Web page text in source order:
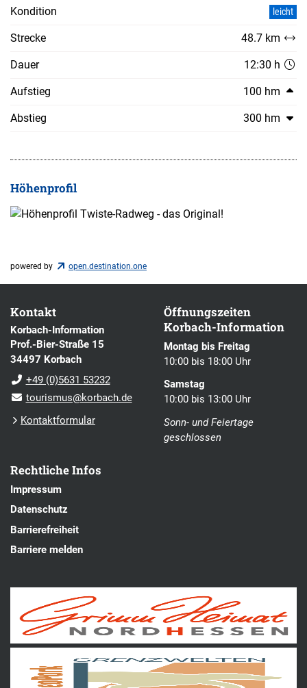
Kondition leicht
Strecke 48.7 km
Dauer 12:30 h
Aufstieg 100 hm
Abstieg 300 hm
Höhenprofil
powered by open.destination.one
Kontakt
Korbach-Information
Prof.-Bier-Straße 15
34497 Korbach
+49 (0)5631 53232
tourismus@korbach.de
Kontaktformular
Öffnungszeiten
Korbach-Information
Montag bis Freitag
10:00 bis 18:00 Uhr
Samstag
10:00 bis 13:00 Uhr
Sonn- und Feiertage
geschlossen
Rechtliche Infos
Impressum
Datenschutz
Barrierefreiheit
Barriere melden